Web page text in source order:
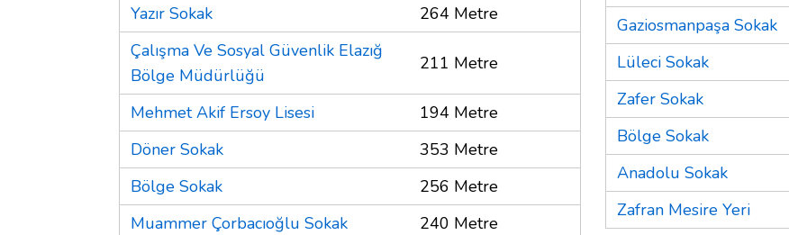
Yazır Sokak
264 Metre
Çalışma Ve Sosyal Güvenlik Elazığ
Bölge Müdürlüğü
211 Metre
Mehmet Akif Ersoy Lisesi
194 Metre
Döner Sokak
353 Metre
Bölge Sokak
256 Metre
Muammer Çorbacıoğlu Sokak
240 Metre
Gaziosmanpaşa Sokak
Lüleci Sokak
Zafer Sokak
Bölge Sokak
Anadolu Sokak
Zafran Mesire Yeri